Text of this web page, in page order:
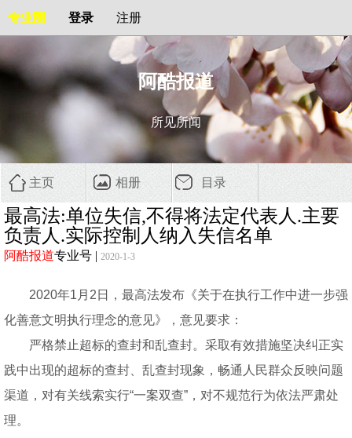
专业圈 登录 注册
阿酷报道
所见所闻
主页 相册 目录
最高法:单位失信,不得将法定代表人.主要
负责人.实际控制人纳入失信名单
阿酷报道专业号 | 2020-1-3
2020年1月2日，最高法发布《关于在执行工作中进一步强
化善意文明执行理念的意见》，意见要求：
严格禁止超标的查封和乱查封。采取有效措施坚决纠正实
践中出现的超标的查封、乱查封现象，畅通人民群众反映问题
渠道，对有关线索实行“一案双查”，对不规范行为依法严肃处
理。